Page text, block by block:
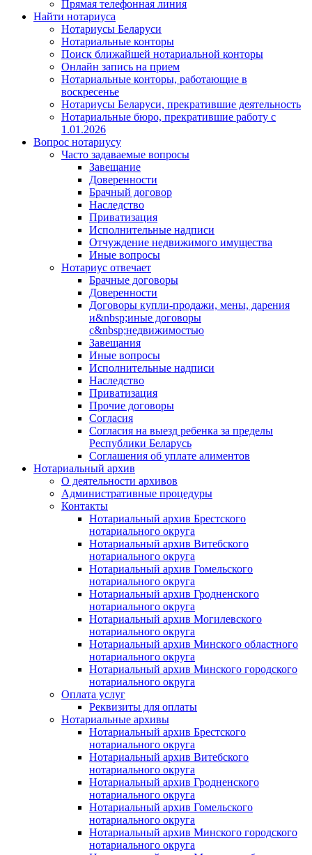
Прямая телефонная линия
Найти нотариуса
Нотариусы Беларуси
Нотариальные конторы
Поиск ближайшей нотариальной конторы
Онлайн запись на прием
Нотариальные конторы, работающие в
воскресенье
Нотариусы Беларуси, прекратившие деятельность
Нотариальные бюро, прекратившие работу с
1.01.2026
Вопрос нотариусу
Часто задаваемые вопросы
Завещание
Доверенности
Брачный договор
Наследство
Приватизация
Исполнительные надписи
Отчуждение недвижимого имущества
Иные вопросы
Нотариус отвечает
Брачные договоры
Доверенности
Договоры купли-продажи, мены, дарения
и&nbsp;иные договоры
с&nbsp;недвижимостью
Завещания
Иные вопросы
Исполнительные надписи
Наследство
Приватизация
Прочие договоры
Согласия
Согласия на выезд ребенка за пределы
Республики Беларусь
Соглашения об уплате алиментов
Нотариальный архив
О деятельности архивов
Административные процедуры
Контакты
Нотариальный архив Брестского
нотариального округа
Нотариальный архив Витебского
нотариального округа
Нотариальный архив Гомельского
нотариального округа
Нотариальный архив Гродненского
нотариального округа
Нотариальный архив Могилевского
нотариального округа
Нотариальный архив Минского областного
нотариального округа
Нотариальный архив Минского городского
нотариального округа
Оплата услуг
Реквизиты для оплаты
Нотариальные архивы
Нотариальный архив Брестского
нотариального округа
Нотариальный архив Витебского
нотариального округа
Нотариальный архив Гродненского
нотариального округа
Нотариальный архив Гомельского
нотариального округа
Нотариальный архив Минского городского
нотариального округа